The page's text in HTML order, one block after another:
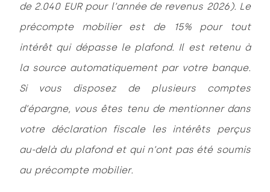
de 2.040 EUR pour l’année de revenus 2026). Le
précompte mobilier est de 15% pour tout
intérêt qui dépasse le plafond. Il est retenu à
la source automatiquement par votre banque.
Si vous disposez de plusieurs comptes
d’épargne, vous êtes tenu de mentionner dans
votre déclaration fiscale les intérêts perçus
au-delà du plafond et qui n’ont pas été soumis
au précompte mobilier.